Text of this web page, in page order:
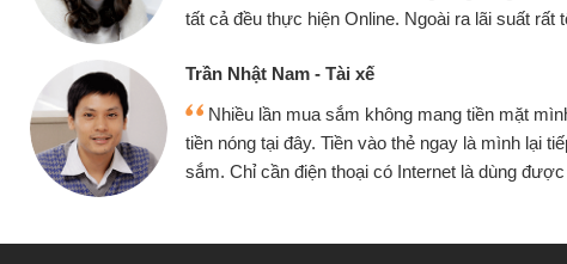
suất rất tốt
mặt mình đều vay
lại tiếp tục mua
được
không cần gặp mặt nên rất
Tôi kinh doanh buôn bán
hàng, nhờ biết đến website
quyết được công việc của